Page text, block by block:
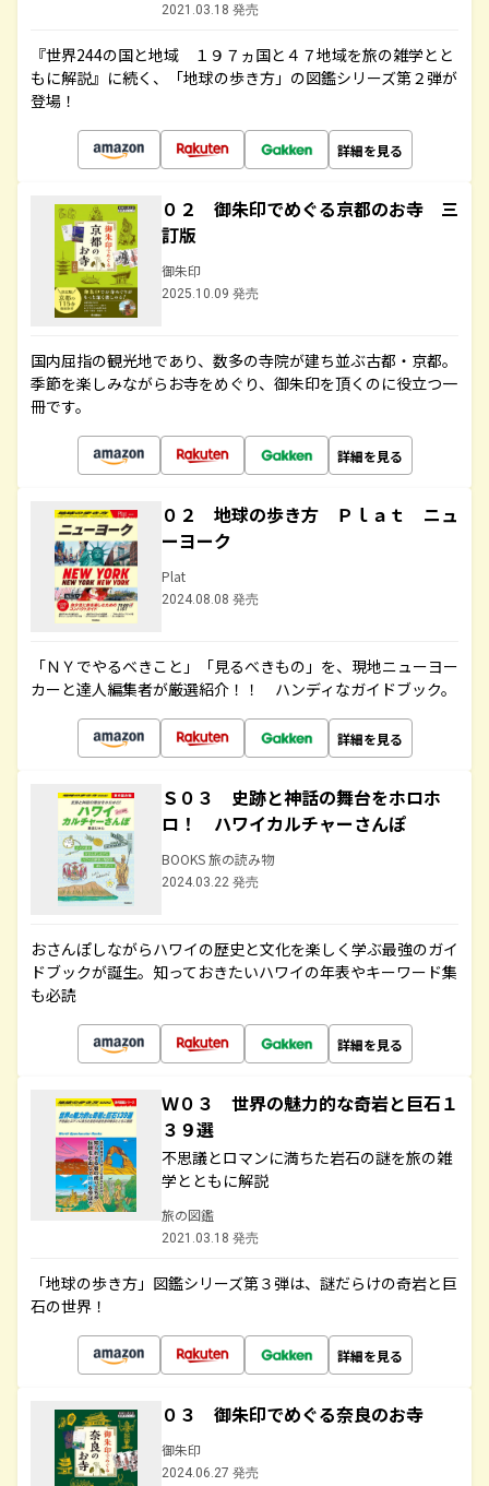
2021.03.18 発売
『世界244の国と地域 １９７ヵ国と４７地域を旅の雑学とと
もに解説』に続く、「地球の歩き方」の図鑑シリーズ第２弾が
登場！
詳細を見る
０２ 御朱印でめぐる京都のお寺 三
訂版
御朱印
2025.10.09 発売
国内屈指の観光地であり、数多の寺院が建ち並ぶ古都・京都。
季節を楽しみながらお寺をめぐり、御朱印を頂くのに役立つ一
冊です。
詳細を見る
０２ 地球の歩き方 Ｐｌａｔ ニュ
ーヨーク
Plat
2024.08.08 発売
「ＮＹでやるべきこと」「見るべきもの」を、現地ニューヨー
カーと達人編集者が厳選紹介！！ ハンディなガイドブック。
詳細を見る
Ｓ０３ 史跡と神話の舞台をホロホ
ロ！ ハワイカルチャーさんぽ
BOOKS 旅の読み物
2024.03.22 発売
おさんぽしながらハワイの歴史と文化を楽しく学ぶ最強のガイ
ドブックが誕生。知っておきたいハワイの年表やキーワード集
も必読
詳細を見る
Ｗ０３ 世界の魅力的な奇岩と巨石１
３９選
不思議とロマンに満ちた岩石の謎を旅の雑
学とともに解説
旅の図鑑
2021.03.18 発売
「地球の歩き方」図鑑シリーズ第３弾は、謎だらけの奇岩と巨
石の世界！
詳細を見る
０３ 御朱印でめぐる奈良のお寺
御朱印
2024.06.27 発売